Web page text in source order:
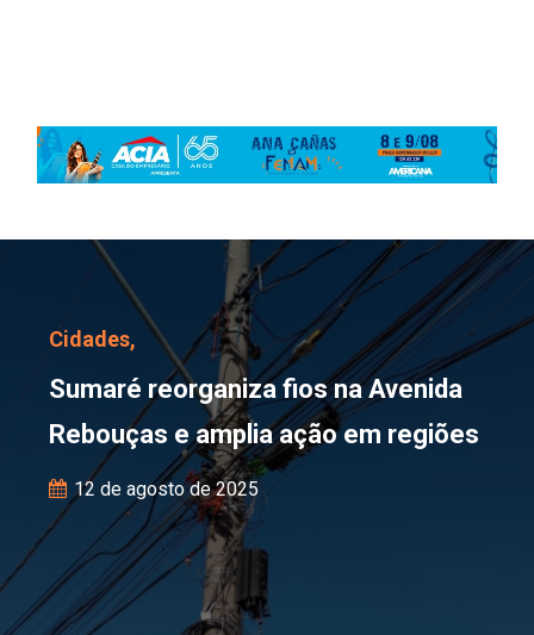
Sumaré reorganiza fios
Cidades,
Sumaré reorganiza fios na Avenida
Rebouças e amplia ação em regiões
12 de agosto de 2025